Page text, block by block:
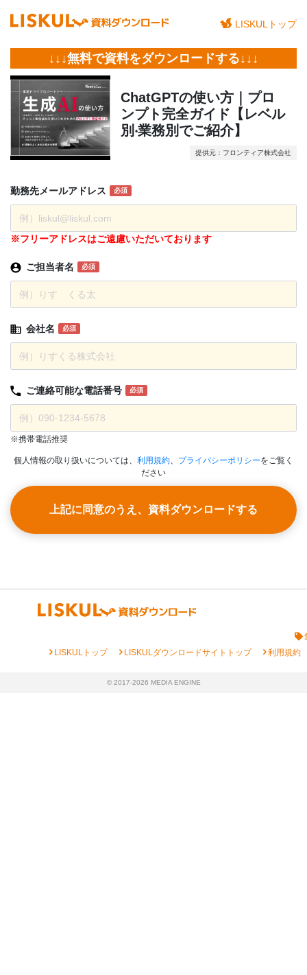
LISKULトップ
↓↓↓無料で資料をダウンロードする↓↓↓
ChatGPTの使い方｜プロ
ンプト完全ガイド【レベル
別‧業務別でご紹介】
提供元：フロンティア株式会社
勤務先メールアドレス 必須
※フリーアドレスはご遠慮いただいております
ご担当者名 必須
会社名 必須
ご連絡可能な電話番号 必須
※携帯電話推奨
個人情報の取り扱いについては、 利用規約、 プライバシーポリシーをご覧く
ださい
上記に同意のうえ、資料ダウンロードする
chevron_rightLISKULトップ chevron_rightLISKULダウンロードサイトトップ chevron_right利用規約
© 2017-2026 MEDIA ENGINE